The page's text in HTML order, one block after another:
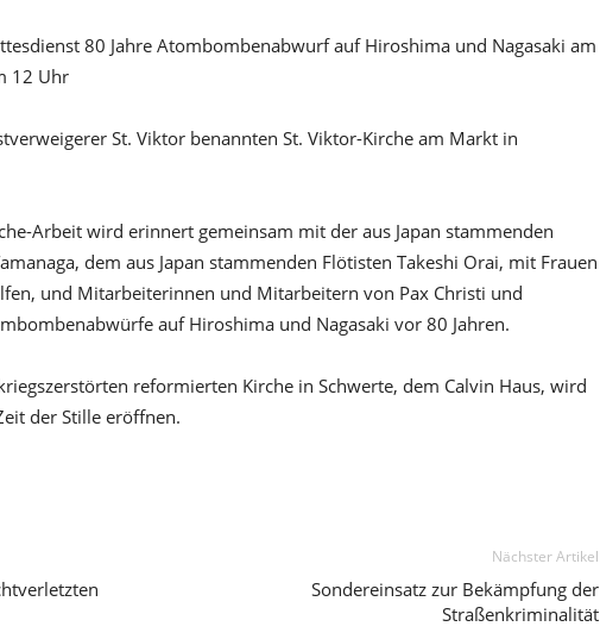
80 Jahre Atombombenabwurf auf Hiroshima und Nagasaki am
12 Uhr
St. Viktor benannten St. Viktor-Kirche am Markt in
Arbeit wird erinnert gemeinsam mit der aus Japan stammenden
dem aus Japan stammenden Flötisten Takeshi Orai, mit Frauen
und Mitarbeiterinnen und Mitarbeitern von Pax Christi und
auf Hiroshima und Nagasaki vor 80 Jahren.
reformierten Kirche in Schwerte, dem Calvin Haus, wird
der Stille eröffnen.
Nächster Artikel
Sondereinsatz zur Bekämpfung der
Straßenkriminalität